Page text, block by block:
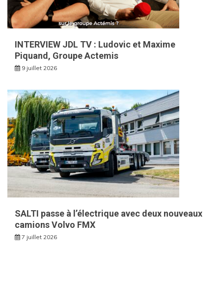
INTERVIEW JDL TV : Ludovic et Maxime
Piquand, Groupe Actemis
9 juillet 2026
SALTI passe à l’électrique avec deux nouveaux
camions Volvo FMX
7 juillet 2026